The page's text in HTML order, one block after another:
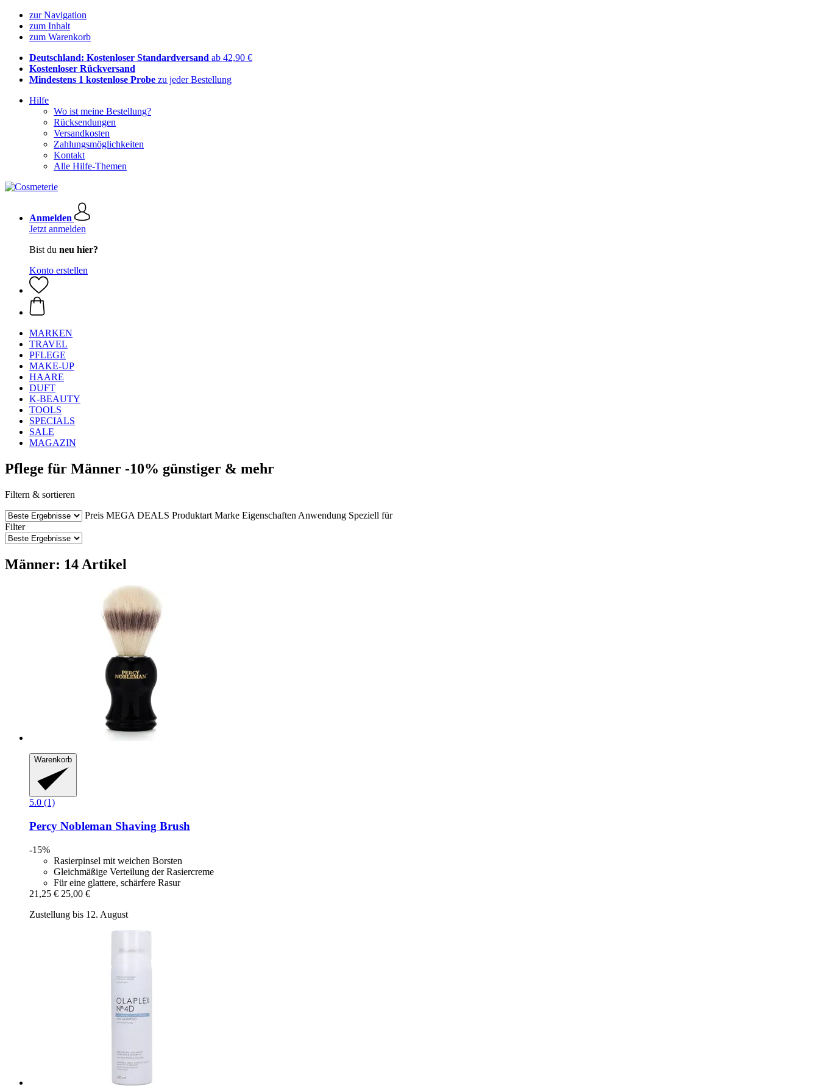
zur Navigation
zum Inhalt
zum Warenkorb
Deutschland: Kostenloser Standardversand ab 42,90 €
Kostenloser Rückversand
Mindestens 1 kostenlose Probe zu jeder Bestellung
Hilfe
Wo ist meine Bestellung?
Rücksendungen
Versandkosten
Zahlungsmöglichkeiten
Kontakt
Alle Hilfe-Themen
Anmelden
Jetzt anmelden
Bist du neu hier?
Konto erstellen
MARKEN
TRAVEL
PFLEGE
MAKE-UP
HAARE
DUFT
K-BEAUTY
TOOLS
SPECIALS
SALE
MAGAZIN
Pflege für Männer -10% günstiger & mehr
Filtern & sortieren
Preis MEGA DEALS Produktart Marke Eigenschaften Anwendung Speziell für
Filter
Männer: 14 Artikel
Warenkorb
5.0 (1)
Percy Nobleman Shaving Brush
-15%
Rasierpinsel mit weichen Borsten
Gleichmäßige Verteilung der Rasiercreme
Für eine glattere, schärfere Rasur
21,25 € 25,00 €
Zustellung bis 12. August